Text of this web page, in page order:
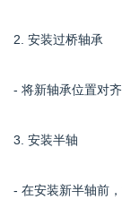
2. 安装过桥轴承
- 将新轴承位置对
3. 安装半轴
- 在安装新半轴前